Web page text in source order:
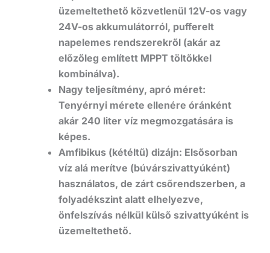
üzemeltethető közvetlenül 12V-os vagy
24V-os akkumulátorról, pufferelt
napelemes rendszerekről (akár az
előzőleg említett MPPT töltőkkel
kombinálva).
Nagy teljesítmény, apró méret:
Tenyérnyi mérete ellenére óránként
akár 240 liter víz megmozgatására is
képes.
Amfibikus (kétéltű) dizájn: Elsősorban
víz alá merítve (búvárszivattyúként)
használatos, de zárt csőrendszerben, a
folyadékszint alatt elhelyezve,
önfelszívás nélkül külső szivattyúként is
üzemeltethető.